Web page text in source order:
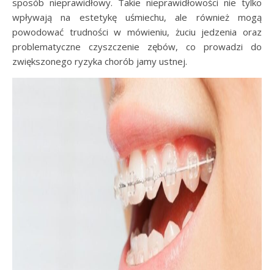
sposób nieprawidłowy. Takie nieprawidłowości nie tylko
wpływają na estetykę uśmiechu, ale również mogą
powodować trudności w mówieniu, żuciu jedzenia oraz
problematyczne czyszczenie zębów, co prowadzi do
zwiększonego ryzyka chorób jamy ustnej.